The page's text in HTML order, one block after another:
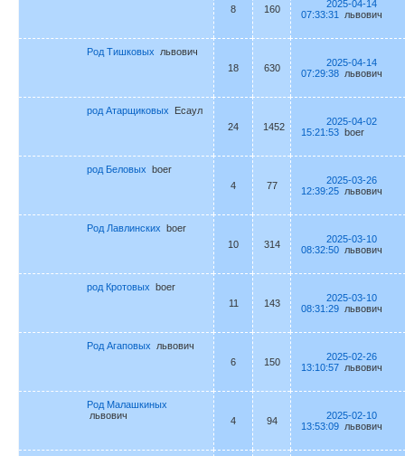
8
160
2025-04-14
07:33:31
львович
Род Тишковых
львович
18
630
2025-04-14
07:29:38 львович
род Атарщиковых
Есаул
24
1452
2025-04-02
15:21:53 boer
род Беловых boer
4
77
2025-03-26
12:39:25 львович
Род Лавлинских boer
10
314
2025-03-10
08:32:50 львович
род Кротовых boer
11
143
2025-03-10
08:31:29 львович
Род Агаповых
львович
6
150
2025-02-26
13:10:57 львович
Род Малашкиных
львович
4 94
2025-02-10
13:53:09 львович